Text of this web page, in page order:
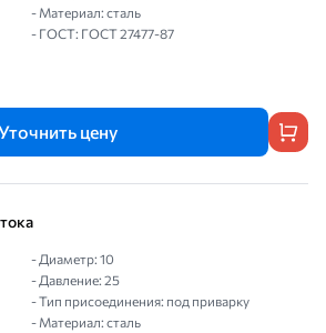
- Материал: сталь
- ГОСТ: ГОСТ 27477-87
цену
- Диаметр: 10
- Давление: 25
- Тип присоединения: под приварку
- Материал: сталь